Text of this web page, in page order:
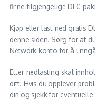
finne tilgjengelige DLC-
Kjøp eller last ned gratis
denne siden. Sørg for at
Network-konto for å
Etter nedlasting skal
ditt. Hvis du opplever
din og sjekk for